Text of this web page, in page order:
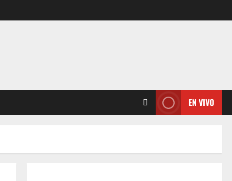
EN VIVO